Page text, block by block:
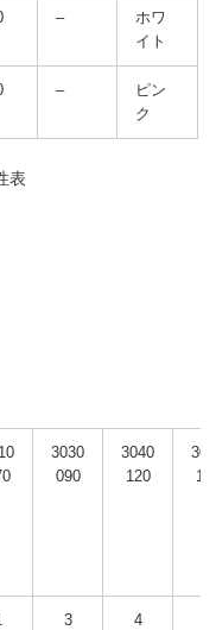
–
ホワ
イト
–
ピン
ク
表
3030
090
3040
120
3 4